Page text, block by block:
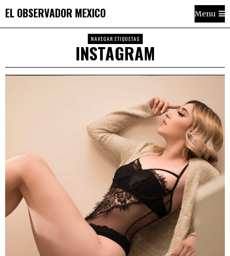
EL OBSERVADOR MEXICO Menu
NAVEGAR ETIQUETAS
INSTAGRAM